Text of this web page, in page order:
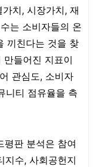
치, 시장가치, 재
는 소비자들의 온
끼친다는 것을 찾
들어진 지표이
관심도, 소비자
니티 점유율을 측
평판 분석은 참여
지수, 사회공헌지